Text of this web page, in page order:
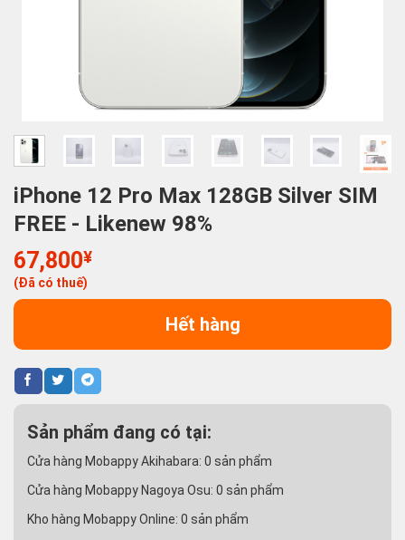
iPhone 12 Pro Max 128GB Silver SIM
FREE - Likenew 98%
67,800¥
(Đã có thuế)
Hết hàng
Sản phẩm đang có tại:
Cửa hàng Mobappy Akihabara: 0 sản phẩm
Cửa hàng Mobappy Nagoya Osu: 0 sản phẩm
Kho hàng Mobappy Online: 0 sản phẩm